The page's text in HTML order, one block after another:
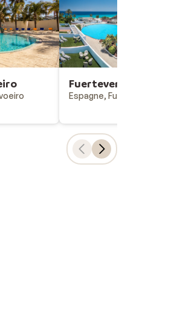
Fuerteventura
Espagne, Fuerteventura,